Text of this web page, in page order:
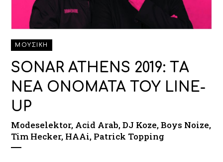
ΜΟΥΣΙΚΗ
SONAR ATHENS 2019: TΑ
ΝΕΑ ΟΝΟΜΑΤΑ ΤΟΥ LINE-
UP
Modeselektor, Acid Arab, DJ Koze, Boys Noize,
Tim Hecker, HAAi, Patrick Topping